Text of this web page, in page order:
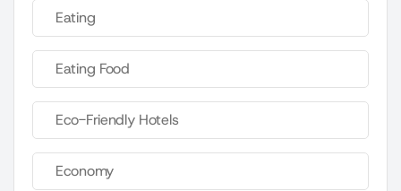
Eating
Eating Food
Eco-Friendly Hotels
Economy